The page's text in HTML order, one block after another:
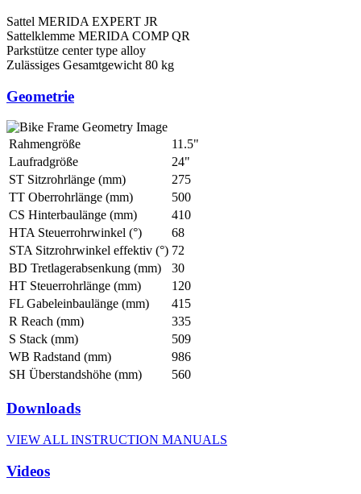
Sattel MERIDA EXPERT JR
Sattelklemme MERIDA COMP QR
Parkstütze center type alloy
Zulässiges Gesamtgewicht 80 kg
Geometrie
Rahmengröße
11.5"
Laufradgröße
24"
ST Sitzrohrlänge (mm)
275
TT Oberrohrlänge (mm)
500
CS Hinterbaulänge (mm)
410
HTA Steuerrohrwinkel (°)
68
STA Sitzrohrwinkel effektiv (°) 72
BD Tretlagerabsenkung (mm)
30
HT Steuerrohrlänge (mm)
120
FL Gabeleinbaulänge (mm)
415
R Reach (mm)
335
S Stack (mm)
509
WB Radstand (mm)
986
SH Überstandshöhe (mm)
560
Downloads
VIEW ALL INSTRUCTION MANUALS
Videos